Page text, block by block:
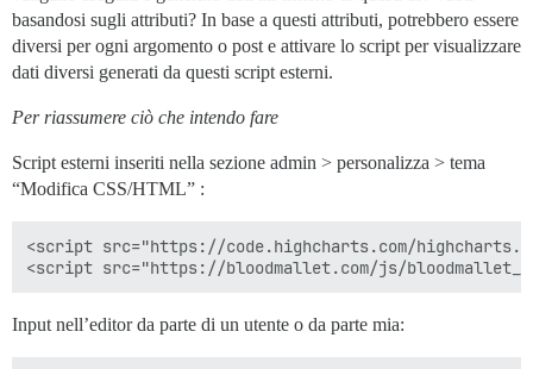
basandosi sugli attributi? In base a questi attributi, potrebbero essere
diversi per ogni argomento o post e attivare lo script per visualizzare
dati diversi generati da questi script esterni.
Per riassumere ciò che intendo fare
Script esterni inseriti nella sezione admin > personalizza > tema
“Modifica CSS/HTML” :
<script src="https://code.highcharts.com/
Input nell’editor da parte di un utente o da parte mia: